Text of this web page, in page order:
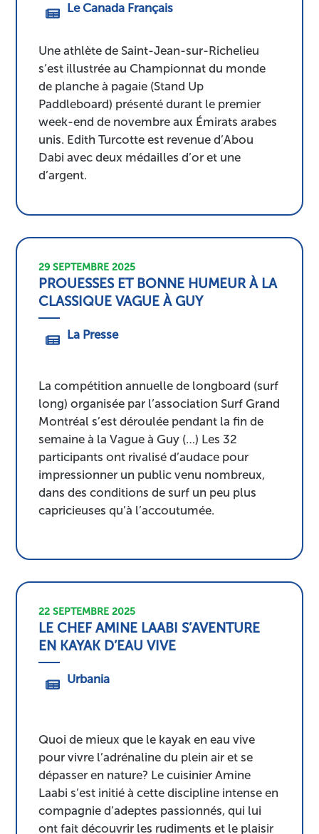
Le Canada Français
Une athlète de Saint-Jean-sur-Richelieu
s’est illustrée au Championnat du monde
de planche à pagaie (Stand Up
Paddleboard) présenté durant le premier
week-end de novembre aux Émirats arabes
unis. Edith Turcotte est revenue d’Abou
Dabi avec deux médailles d’or et une
d’argent.
29 SEPTEMBRE 2025
PROUESSES ET BONNE HUMEUR À LA
CLASSIQUE VAGUE À GUY
La Presse
La compétition annuelle de longboard (surf
long) organisée par l’association Surf Grand
Montréal s’est déroulée pendant la fin de
semaine à la Vague à Guy (…) Les 32
participants ont rivalisé d’audace pour
impressionner un public venu nombreux,
dans des conditions de surf un peu plus
capricieuses qu’à l’accoutumée.
22 SEPTEMBRE 2025
LE CHEF AMINE LAABI S’AVENTURE
EN KAYAK D’EAU VIVE
Urbania
Quoi de mieux que le kayak en eau vive
pour vivre l’adrénaline du plein air et se
dépasser en nature? Le cuisinier Amine
Laabi s’est initié à cette discipline intense en
compagnie d’adeptes passionnés, qui lui
ont fait découvrir les rudiments et le plaisir